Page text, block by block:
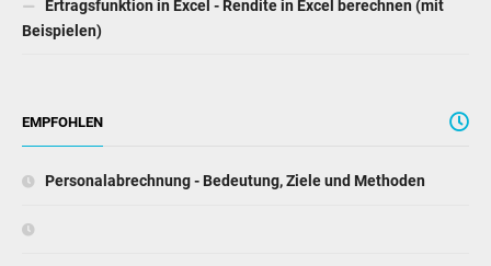
Ertragsfunktion in Excel - Rendite in Excel berechnen (mit
Beispielen)
EMPFOHLEN
Personalabrechnung - Bedeutung, Ziele und Methoden